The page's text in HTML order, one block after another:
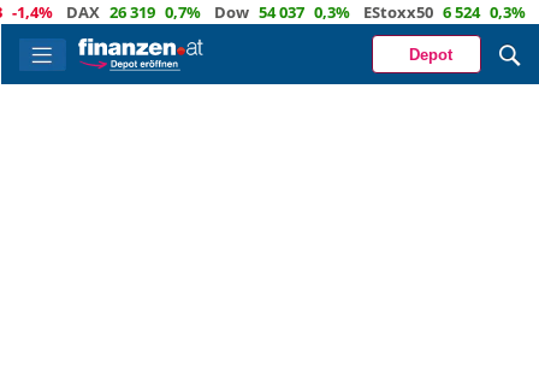
DAX 26 319 0,7% Dow 54 037 0,3% EStoxx50 6 524 0,3%
Depot